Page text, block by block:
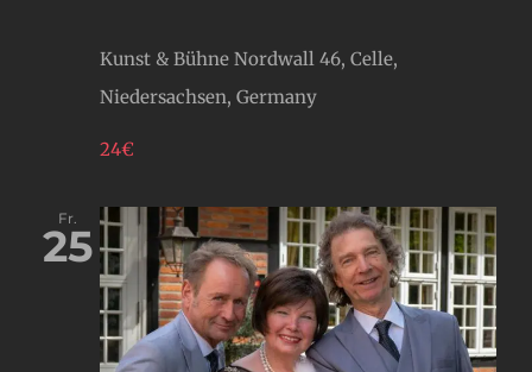
Kunst & Bühne Nordwall 46, Celle,
Niedersachsen, Germany
24€
Fr.
25